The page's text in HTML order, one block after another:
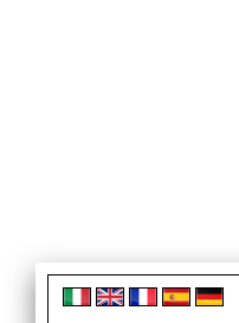
ARUANA 40
Affidabile, leggero
di iniezione